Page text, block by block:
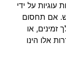
על ידי
אם תחסום
זמינים, או
אלו הינו